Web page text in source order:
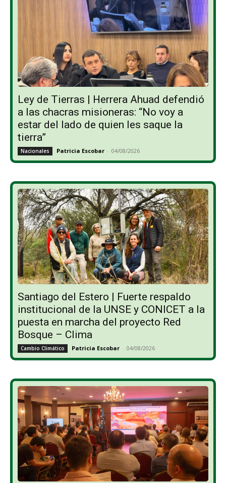
Ley de Tierras | Herrera Ahuad defendió
a las chacras misioneras: “No voy a
estar del lado de quien les saque la
tierra”
Nacionales Patricia Escobar - 04/08/2026
Santiago del Estero | Fuerte respaldo
institucional de la UNSE y CONICET a la
puesta en marcha del proyecto Red
Bosque – Clima
Cambio Climático Patricia Escobar - 04/08/2026